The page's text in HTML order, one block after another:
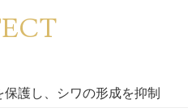
護し、シワの形成を抑制